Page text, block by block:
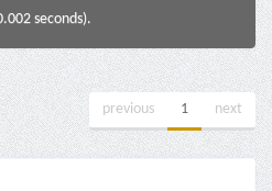
seconds).
previous 1 next